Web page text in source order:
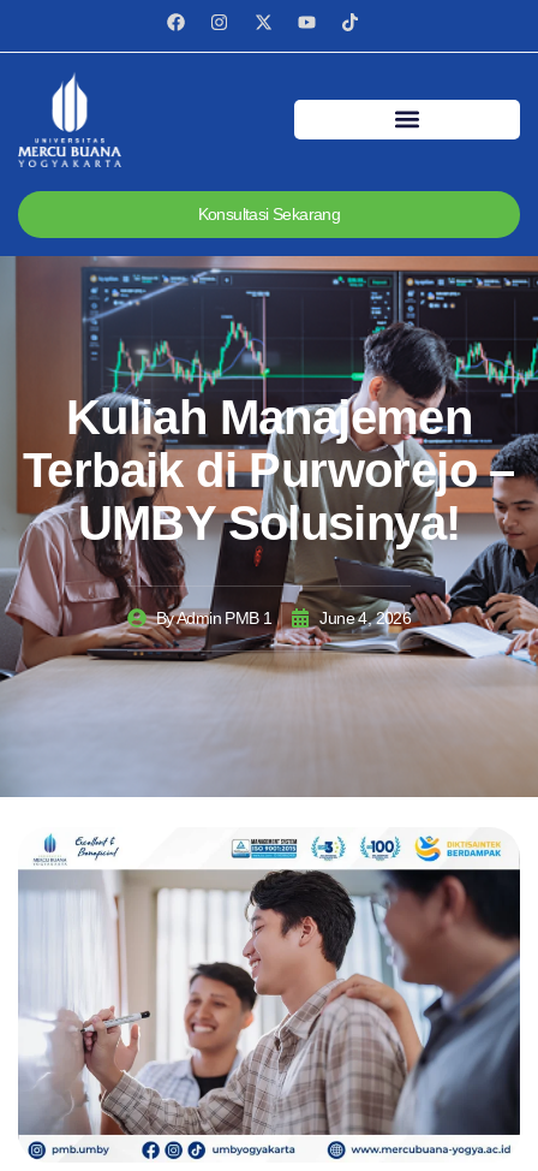
Konsultasi Sekarang
Kuliah Manajemen
Terbaik di Purworejo –
UMBY Solusinya!
ByAdmin PMB 1 June 4, 2026